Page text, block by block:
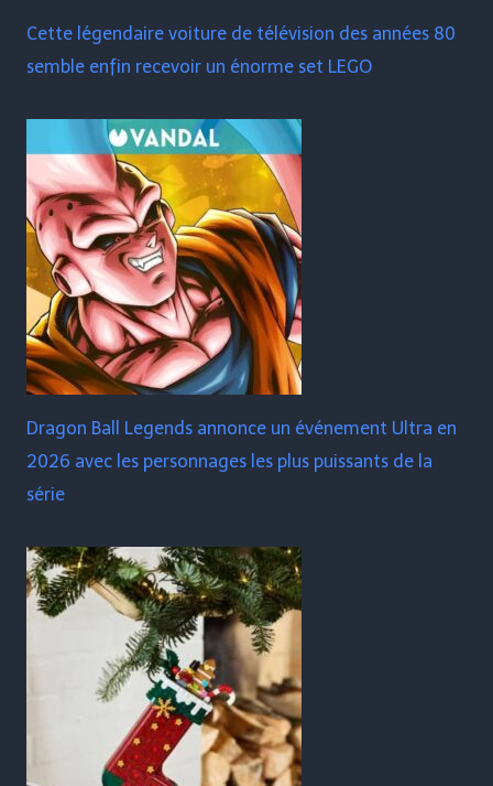
Cette légendaire voiture de télévision des années 80
semble enfin recevoir un énorme set LEGO
Dragon Ball Legends annonce un événement Ultra en
2026 avec les personnages les plus puissants de la
série